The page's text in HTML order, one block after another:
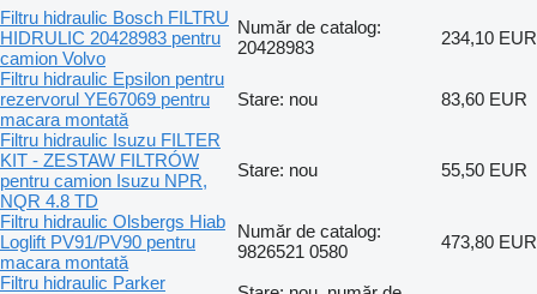
Filtru hidraulic Bosch FILTRU
HIDRULIC 20428983 pentru
camion Volvo
Număr de catalog:
20428983
234,10 EUR
Filtru hidraulic Epsilon pentru
rezervorul YE67069 pentru
macara montată
Stare: nou
83,60 EUR
Filtru hidraulic Isuzu FILTER
KIT - ZESTAW FILTRÓW
pentru camion Isuzu NPR,
NQR 4.8 TD
Stare: nou 55,50 EUR
Filtru hidraulic Olsbergs Hiab
Loglift PV91/PV90 pentru
macara montată
Număr de catalog:
9826521 0580
473,80 EUR
Filtru hidraulic Parker